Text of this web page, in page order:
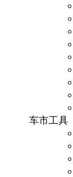
车市工具